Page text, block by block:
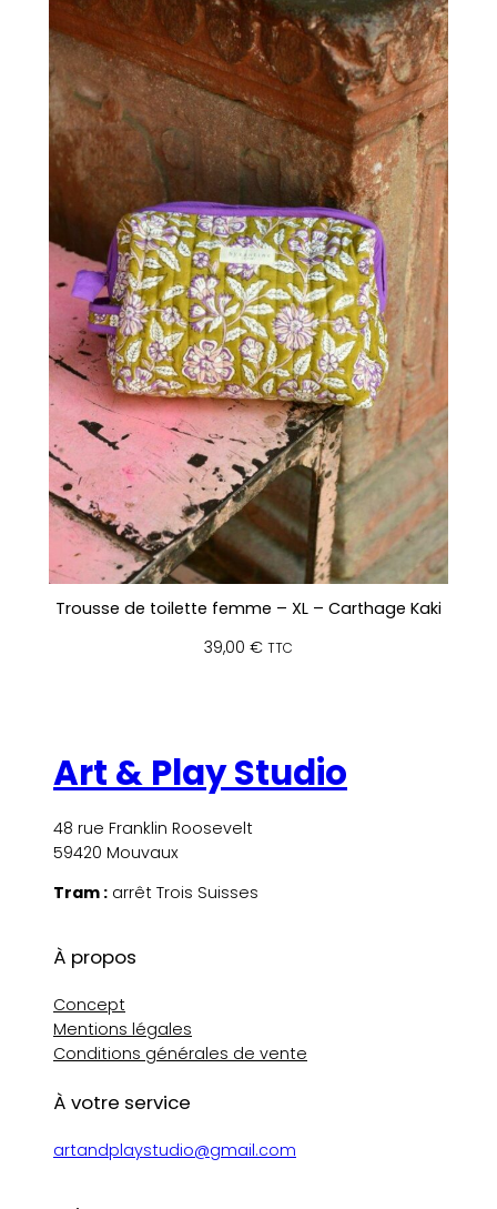
Trousse de toilette femme – XL – Carthage Kaki
39,00 € TTC
Art & Play Studio
48 rue Franklin Roosevelt
59420 Mouvaux
Tram : arrêt Trois Suisses
À propos
Concept
Mentions légales
Conditions générales de vente
À votre service
artandplaystudio@gmail.com